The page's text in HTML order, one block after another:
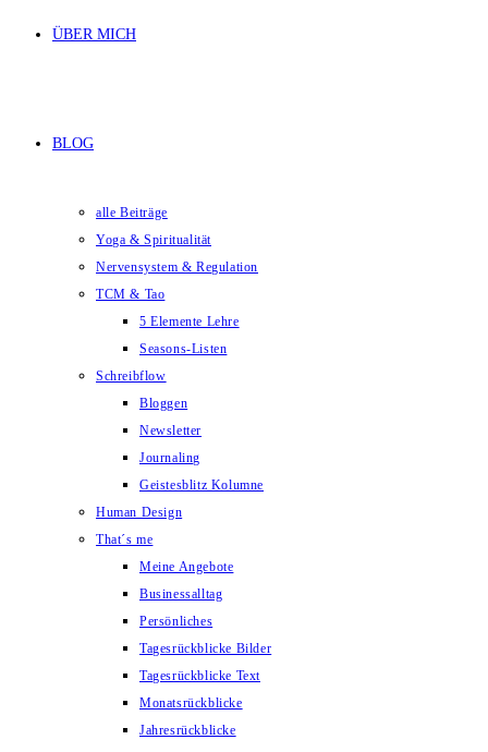
ÜBER MICH
BLOG
alle Beiträge
Yoga & Spiritualität
Nervensystem & Regulation
TCM & Tao
5 Elemente Lehre
Seasons-Listen
Schreibflow
Bloggen
Newsletter
Journaling
Geistesblitz Kolumne
Human Design
That´s me
Meine Angebote
Businessalltag
Persönliches
Tagesrückblicke Bilder
Tagesrückblicke Text
Monatsrückblicke
Jahresrückblicke